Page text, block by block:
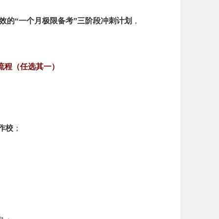
的“一个月极限备考”三阶段冲刺计划 ，
（任选其一）
校 ；